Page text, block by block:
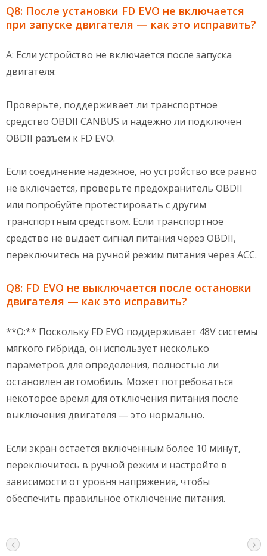
Q8: После установки FD EVO не включается
при запуске двигателя — как это исправить?
A: Если устройство не включается после запуска
двигателя:
Проверьте, поддерживает ли транспортное
средство OBDII CANBUS и надежно ли подключен
OBDII разъем к FD EVO.
Если соединение надежное, но устройство все равно
не включается, проверьте предохранитель OBDII
или попробуйте протестировать с другим
транспортным средством. Если транспортное
средство не выдает сигнал питания через OBDII,
переключитесь на ручной режим питания через ACC.
Q8: FD EVO не выключается после остановки
двигателя — как это исправить?
**О:** Поскольку FD EVO поддерживает 48V системы
мягкого гибрида, он использует несколько
параметров для определения, полностью ли
остановлен автомобиль. Может потребоваться
некоторое время для отключения питания после
выключения двигателя — это нормально.
Если экран остается включенным более 10 минут,
переключитесь в ручной режим и настройте в
зависимости от уровня напряжения, чтобы
обеспечить правильное отключение питания.